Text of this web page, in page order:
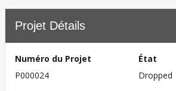
Projet Détails
Numéro du Projet
P000024
État
Dropped